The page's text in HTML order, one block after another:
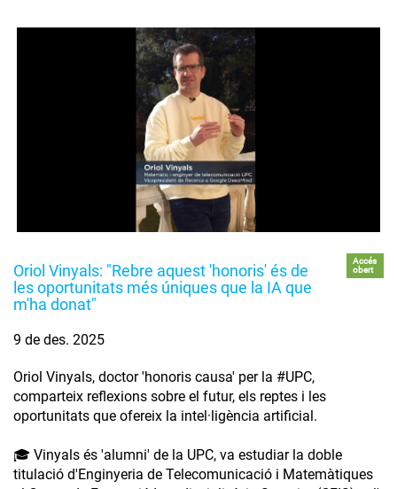
Oriol Vinyals: "Rebre aquest 'honoris' és de
les oportunitats més úniques que la IA que
m'ha donat"
Accés
obert
9 de des. 2025
Oriol Vinyals, doctor 'honoris causa' per la #UPC,
comparteix reflexions sobre el futur, els reptes i les
oportunitats que ofereix la intel·ligència artificial.
🎓 Vinyals és 'alumni' de la UPC, va estudiar la doble
titulació d'Enginyeria de Telecomunicació i Matemàtiques